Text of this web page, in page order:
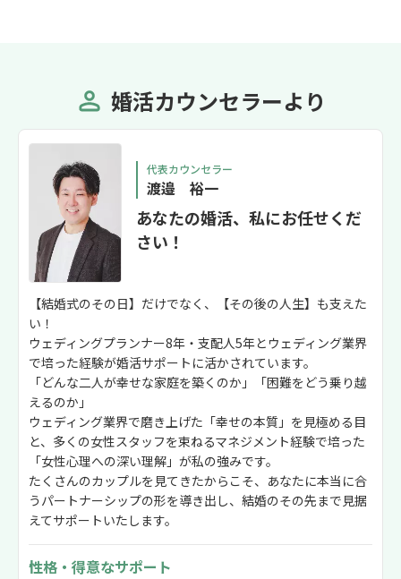
婚活カウンセラーより
代表カウンセラー
渡邉 裕一
あなたの婚活、私にお任せくだ
さい！
【結婚式のその日】だけでなく、【その後の人生】も支えた
い！
ウェディングプランナー8年・支配人5年とウェディング業界
で培った経験が婚活サポートに活かされています。
「どんな二人が幸せな家庭を築くのか」「困難をどう乗り越
えるのか」
ウェディング業界で磨き上げた「幸せの本質」を見極める目
と、多くの女性スタッフを束ねるマネジメント経験で培った
「女性心理への深い理解」が私の強みです。
たくさんのカップルを見てきたからこそ、あなたに本当に合
うパートナーシップの形を導き出し、結婚のその先まで見据
えてサポートいたします。
性格・得意なサポート